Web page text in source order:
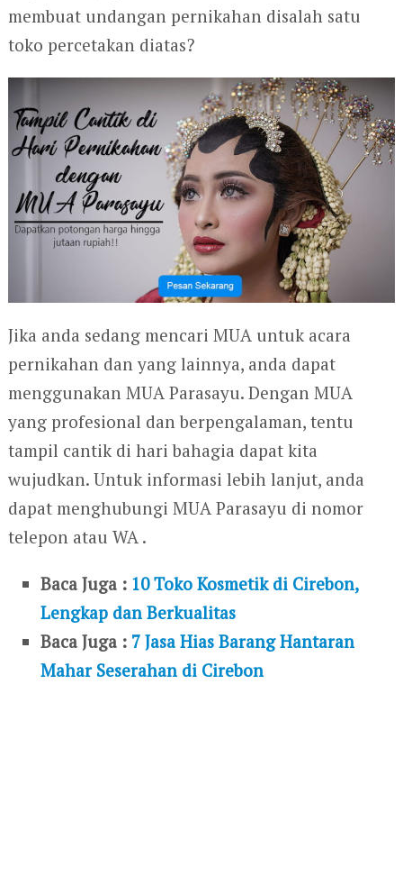
membuat undangan pernikahan disalah satu
toko percetakan diatas?
Jika anda sedang mencari MUA untuk acara
pernikahan dan yang lainnya, anda dapat
menggunakan MUA Parasayu. Dengan MUA
yang profesional dan berpengalaman, tentu
tampil cantik di hari bahagia dapat kita
wujudkan. Untuk informasi lebih lanjut, anda
dapat menghubungi MUA Parasayu di nomor
telepon atau WA .
Baca Juga : 10 Toko Kosmetik di Cirebon,
Lengkap dan Berkualitas
Baca Juga : 7 Jasa Hias Barang Hantaran
Mahar Seserahan di Cirebon